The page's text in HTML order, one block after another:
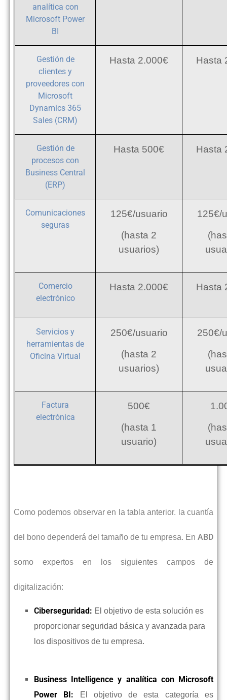
analítica con
Microsoft Power
BI
Gestión de
clientes y
proveedores con
Microsoft
Dynamics 365
Sales (CRM)
Hasta 2.000€ Hasta
Gestión de
procesos con
Business Central
(ERP)
Hasta 500€ Hasta
Comunicaciones
seguras
125€/usuario
(hasta 2
usuarios)
125€/
Comercio
electrónico
Hasta 2.000€ Hasta
Servicios y
herramientas de
Oficina Virtual
250€/usuario
(hasta 2
usuarios)
250€/
Factura
electrónica
500€
(hasta 1
usuario)
Como podemos observar en la tabla anterior. la cuantía
del bono dependerá del tamaño de tu empresa. En ABD
somo expertos en los siguientes campos de
digitalización:
Ciberseguridad: El objetivo de esta solución es
proporcionar seguridad básica y avanzada para
los dispositivos de tu empresa.
Business Intelligence y analítica con Microsoft
Power BI:
El objetivo de esta categoría es